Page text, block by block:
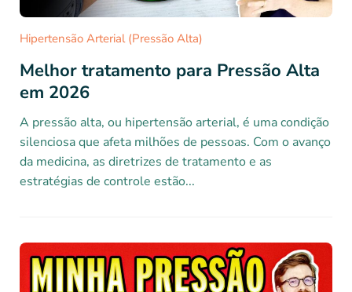
Hipertensão Arterial (Pressão Alta)
Melhor tratamento para Pressão Alta
em 2026
A pressão alta, ou hipertensão arterial, é uma condição
silenciosa que afeta milhões de pessoas. Com o avanço
da medicina, as diretrizes de tratamento e as
estratégias de controle estão...